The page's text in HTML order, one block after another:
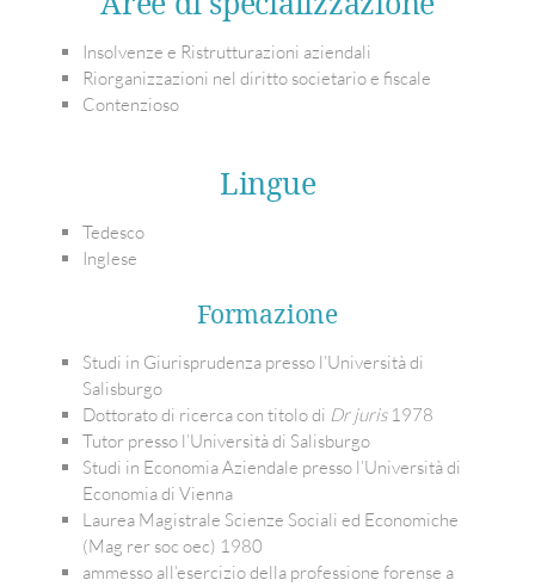
Insolvenze e Ristrutturazioni aziendali
Riorganizzazioni nel diritto societario e fiscale
Contenzioso
Lingue
Tedesco
Inglese
Formazione
Studi in Giurisprudenza presso l’Università di
Salisburgo
Dottorato di ricerca con titolo di Dr juris 1978
Tutor presso l’Università di Salisburgo
Studi in Economia Aziendale presso l’Università di
Economia di Vienna
Laurea Magistrale Scienze Sociali ed Economiche
(Mag rer soc oec) 1980
ammesso all’esercizio della professione forense a